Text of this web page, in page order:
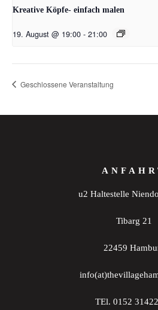
Kreative Köpfe- einfach malen
19. August @ 19:00 - 21:00
Geschlossene Veranstaltung
u2 Haltestelle
Tibarg 21
22459
TEl. 0152